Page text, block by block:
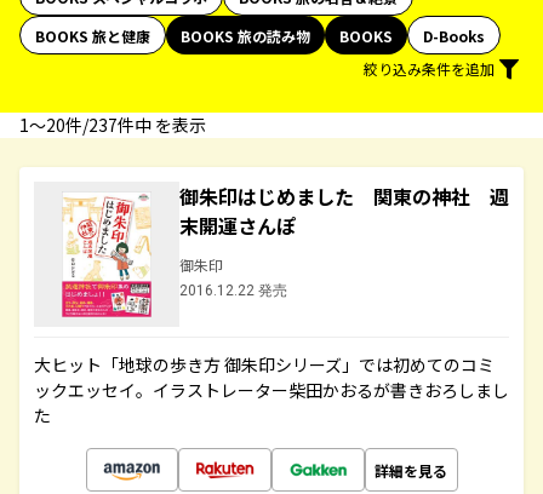
BOOKS 旅と健康
BOOKS 旅の読み物 BOOKS
D-Books
絞り込み条件を追加
1〜20件/237件中 を表示
御朱印はじめました 関東の神社 週
末開運さんぽ
御朱印
2016.12.22 発売
大ヒット「地球の歩き方 御朱印シリーズ」では初めてのコミ
ックエッセイ。イラストレーター柴田かおるが書きおろしまし
た
詳細を見る